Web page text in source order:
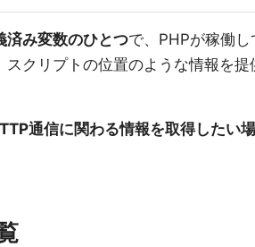
済み変数のひとつで、PHPが稼働
クリプトの位置のような情報を
通信に関わる情報を取得したい